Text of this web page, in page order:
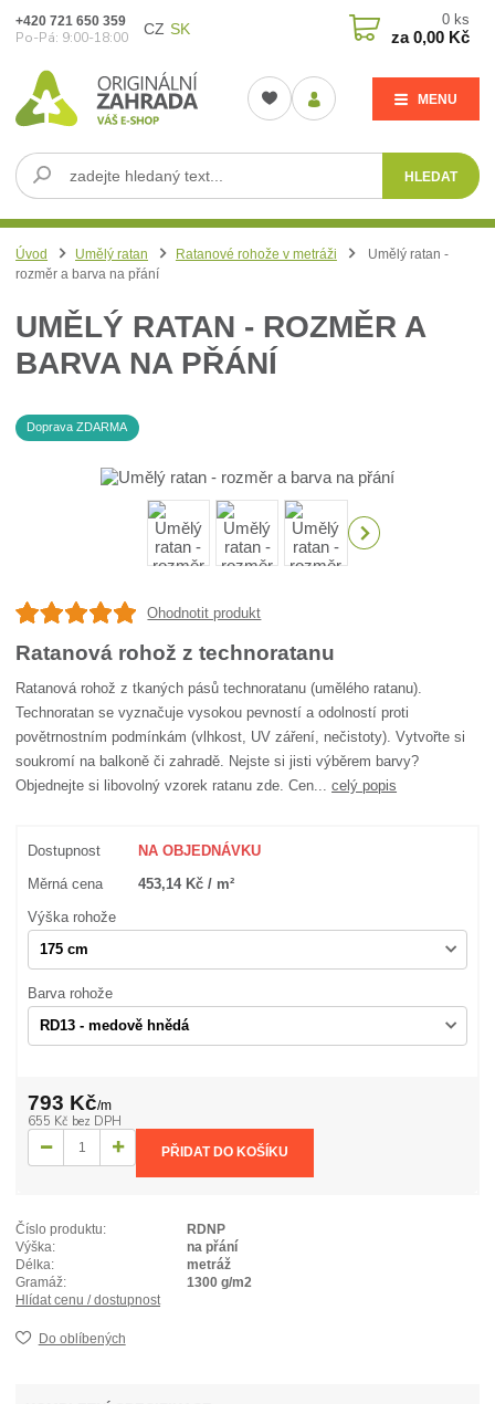
CZ SK
MENU
HLEDAT
+420 721 650 359
Po-Pá: 9:00-18:00
0 ks
za0,00 Kč
Úvod Umělý ratan Ratanové rohože v metráži
Umělý ratan -
rozměr a barva na přání
UMĚLÝ RATAN - ROZMĚR A
BARVA NA PŘÁNÍ
Doprava ZDARMA
Ohodnotit produkt
Ratanová rohož z technoratanu
Ratanová rohož z tkaných pásů technoratanu (umělého ratanu).
Technoratan se vyznačuje vysokou pevností a odolností proti
povětrnostním podmínkám (vlhkost, UV záření, nečistoty). Vytvořte si
soukromí na balkoně či zahradě. Nejste si jisti výběrem barvy?
Objednejte si libovolný vzorek ratanu zde. Cen...celý popis
Dostupnost NA OBJEDNÁVKU
Měrná cena 453,14 Kč / m²
Výška rohože
Barva rohože
793 Kč/m
655 Kč bez DPH
PŘIDAT DO KOŠÍKU
Číslo produktu:
RDNP
Výška:
na přání
Délka:
metráž
Gramáž:
1300 g/m2
Hlídat cenu / dostupnost
Do oblíbených